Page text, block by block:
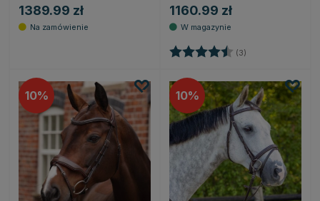
1389.99 zł 1160.99 zł
Ocena: (3)
10 10